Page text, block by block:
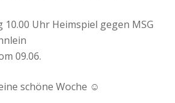
10.00 Uhr Heimspiel gegen MSG
09.06.
schöne Woche ☺